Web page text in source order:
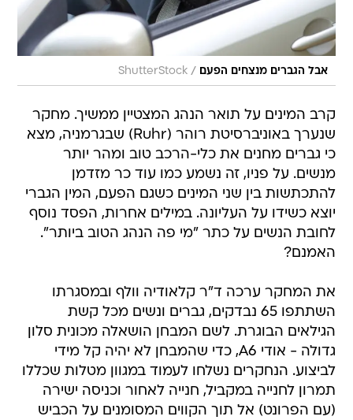
אבל הגברים מנצחים הפעם /
ShutterStock
קרב המינים על תואר הנהג המצטיין ממשיך. מחקר
שנערך באוניברסיטת רוהר (Ruhr) שבגרמניה, מצא
כי גברים מחנים את כלי-הרכב טוב ומהר יותר
מנשים. על פניו, זה נשמע כמו עוד כר מזדמן
להתכתשות בין שני המינים כשגם הפעם, המין הגברי
יוצא כשידו על העליונה. במילים אחרות, הפסד נוסף
לחובת הנשים על כתר "מי פה הנהג הטוב ביותר".
האמנם?
את המחקר ערכה ד"ר קלאודיה וולף ובמסגרתו
השתתפו 65 נבדקים, גברים ונשים מכל קשת
הגילאים הבוגרת. לשם המבחן הושאלה מכונית סלון
גדולה - אודי A6, כדי שהמבחן לא יהיה קל מידי
לביצוע. הנחקרים נשלחו לעמוד במגוון מטלות שכללו
תמרון לחנייה במקביל, חנייה לאחור וכניסה ישירה
(עם הפרונט) אל תוך הקווים המסומנים על הכביש